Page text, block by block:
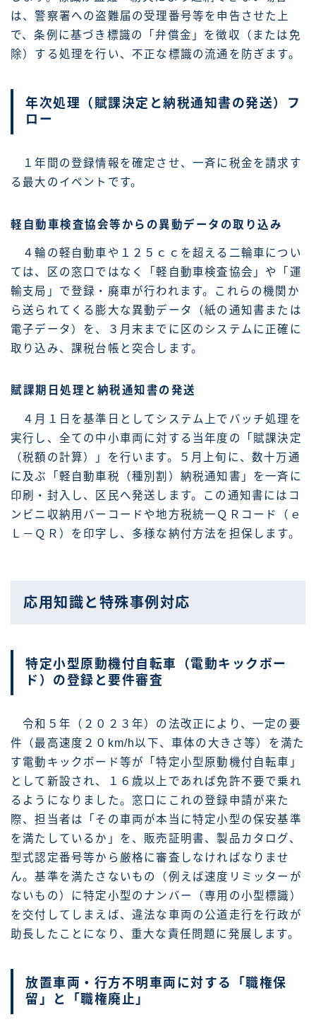
は、警察署への盗難届の受理番号等を申告させた上
で、条例に基づき標識の「弁償金」を徴収（または免
除）する処理を行い、不正な標識の流通を防ぎます。
年次処理（賦課決定と納税通知書の発送）フ
ロー
１年間の登録情報を確定させ、一斉に税金を請求す
る最大のイベントです。
軽自動車検査協会等からの異動データの取り込み
４輪の軽自動車や１２５ｃｃを超える二輪車につい
ては、区の窓口ではなく「軽自動車検査協会」や「運
輸支局」で登録・廃車が行われます。これらの機関か
ら送られてくる膨大な異動データ（紙の通知書または
電子データ）を、３月末までに区のシステムに正確に
取り込み、課税台帳と突合します。
賦課期日処理と納税通知書の発送
４月１日を基準日としてシステム上でバッチ処理を
実行し、全ての中小車両に対する当年度の「賦課決定
（税額の計算）」を行います。５月上旬に、数十万通
に及ぶ「軽自動車税（種別割）納税通知書」を一斉に
印刷・封入し、区民へ発送します。この通知書にはコ
ンビニ収納用バーコードや地方税統一ＱＲコード（ｅ
Ｌ－ＱＲ）を印字し、多様な納付方法を担保します。
応用知識と特殊事例対応
特定小型原動機付自転車（電動キックボー
ド）の登録と要件審査
令和５年（２０２３年）の法改正により、一定の要
件（最高速度２０km/h以下、車体の大きさ等）を満た
す電動キックボード等が「特定小型原動機付自転車」
として新設され、１６歳以上であれば免許不要で乗れ
るようになりました。窓口にこれの登録申請が来た
際、担当者は「その車両が本当に特定小型の保安基準
を満たしているか」を、販売証明書、製品カタログ、
型式認定番号等から厳格に審査しなければなりませ
ん。基準を満たさないもの（例えば速度リミッターが
ないもの）に特定小型のナンバー（専用の小型標識）
を交付してしまえば、違法な車両の公道走行を行政が
助長したことになり、重大な責任問題に発展します。
放置車両・行方不明車両に対する「職権保
留」と「職権廃止」